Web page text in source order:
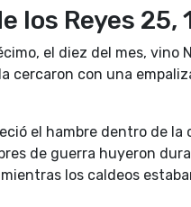
los Reyes 25,
el diez del mes,
cercaron con una
el hambre dentro de
de guerra huyeron
los caldeos